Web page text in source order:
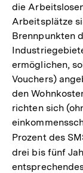
die
Arbeitsplätze
Brennpunkten
ermöglichen,
Vouchers)
den
richten sich
Prozent des
drei bis fünf